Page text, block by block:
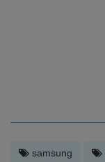
samsung